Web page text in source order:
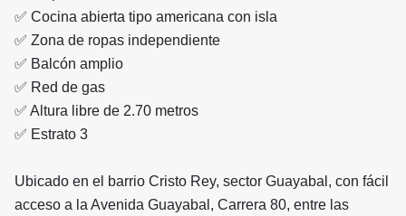
✅ Cocina abierta tipo americana con isla
✅ Zona de ropas independiente
✅ Balcón amplio
✅ Red de gas
✅ Altura libre de 2.70 metros
✅ Estrato 3
Ubicado en el barrio Cristo Rey, sector Guayabal, con fácil
acceso a la Avenida Guayabal, Carrera 80, entre las